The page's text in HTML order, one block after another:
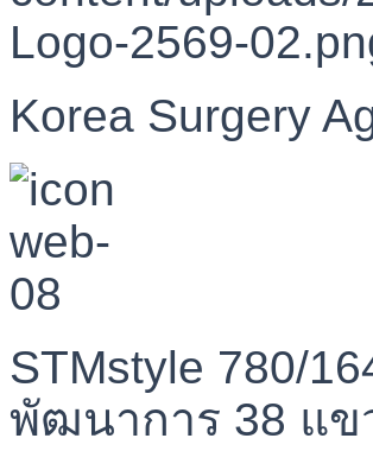
Korea Surgery
STMstyle 780/
พัฒนาการ 38 แข